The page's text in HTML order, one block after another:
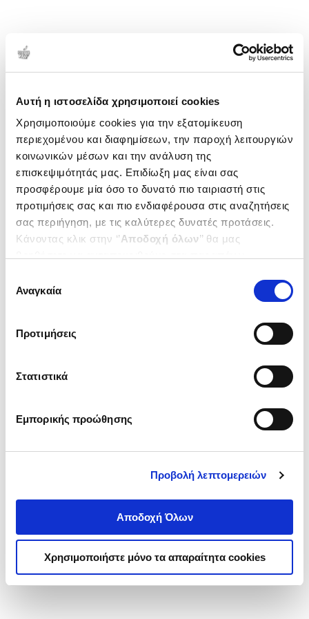
Αυτή η ιστοσελίδα χρησιμοποιεί cookies
Χρησιμοποιούμε cookies για την εξατομίκευση
περιεχομένου και διαφημίσεων, την παροχή λειτουργιών
κοινωνικών μέσων και την ανάλυση της
επισκεψιμότητάς μας. Επιδίωξη μας είναι σας
προσφέρουμε μία όσο το δυνατό πιο ταιριαστή στις
προτιμήσεις σας και πιο ενδιαφέρουσα στις αναζητήσεις
σας περιήγηση, με τις καλύτερες δυνατές προτάσεις.
Κάνοντας κλικ στην ‘’Αποδοχή όλων’’ θα μας
ενδιαφέρουν και να επιλέξετε από τα παρακάτω με την
΄΄και να ενημερωθείτε σχετικά με
συγκατάθεσης
Αναγκαία
Προτιμήσεις
Στατιστικά
Εμπορικής προώθησης
Προβολή λεπτομερειών
Αποδοχή Όλων
Χρησιμοποιήστε μόνο τα απαραίτητα cookies